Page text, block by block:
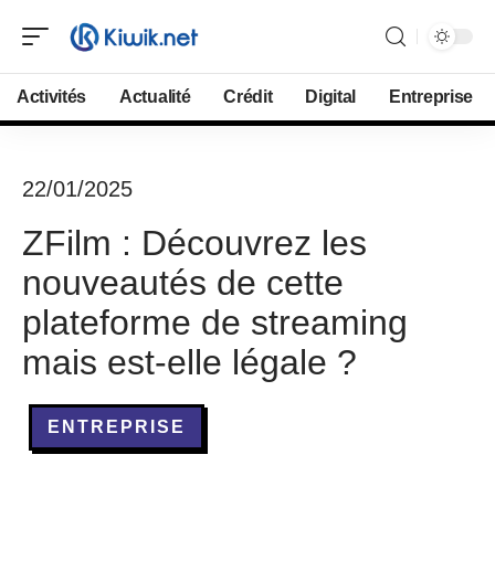
Activités Actualité Crédit Digital Entreprise
22/01/2025
ZFilm : Découvrez les
nouveautés de cette
plateforme de streaming
mais est-elle légale ?
ENTREPRISE